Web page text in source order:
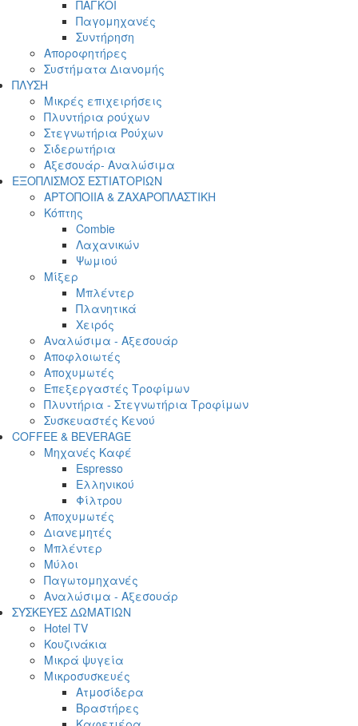
ΠΑΓΚΟΙ
Παγομηχανές
Συντήρηση
Αποροφητήρες
Συστήματα Διανομής
ΠΛΥΣΗ
Μικρές επιχειρήσεις
Πλυντήρια ρούχων
Στεγνωτήρια Ρούχων
Σιδερωτήρια
Αξεσουάρ- Αναλώσιμα
ΕΞΟΠΛΙΣΜΟΣ ΕΣΤΙΑΤΟΡΙΩΝ
ΑΡΤΟΠΟΙΙΑ & ΖΑΧΑΡΟΠΛΑΣΤΙΚΗ
Κόπτης
Combie
Λαχανικών
Ψωμιού
Μίξερ
Μπλέντερ
Πλανητικά
Χειρός
Αναλώσιμα - Αξεσουάρ
Αποφλοιωτές
Αποχυμωτές
Επεξεργαστές Τροφίμων
Πλυντήρια - Στεγνωτήρια Τροφίμων
Συσκευαστές Κενού
COFFEE & BEVERAGE
Μηχανές Καφέ
Espresso
Ελληνικού
Φίλτρου
Αποχυμωτές
Διανεμητές
Μπλέντερ
Μύλοι
Παγωτομηχανές
Αναλώσιμα - Αξεσουάρ
ΣΥΣΚΕΥΕΣ ΔΩΜΑΤΙΩΝ
Hotel TV
Κουζινάκια
Μικρά ψυγεία
Μικροσυσκευές
Ατμοσίδερα
Βραστήρες